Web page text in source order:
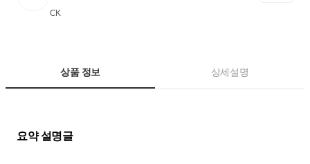
CK
상품 정보 상세설명
요약 설명글